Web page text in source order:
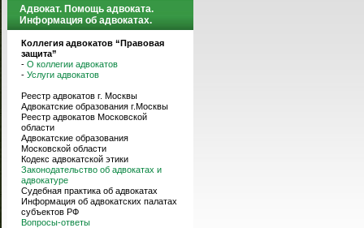
Адвокат. Помощь адвоката.
Информация об адвокатах.
Коллегия адвокатов “Правовая
защита”
- О коллегии адвокатов
- Услуги адвокатов
Реестр адвокатов г. Москвы
Адвокатские образования г.Москвы
Реестр адвокатов Московской
области
Адвокатские образования
Московской области
Кодекс адвокатской этики
Законодательство об адвокатах и
адвокатуре
Судебная практика об адвокатах
Информация об адвокатских палатах
субъектов РФ
Вопросы-ответы